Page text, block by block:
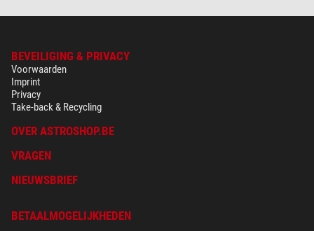
BEVEILIGING & PRIVACY
Voorwaarden
Imprint
Privacy
Take-back & Recycling
OVER ASTROSHOP.BE
VRAGEN
NIEUWSBRIEF
BETAALMOGELIJKHEDEN